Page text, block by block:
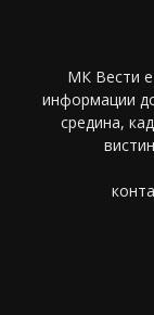
МК Вести е
информации
средина,